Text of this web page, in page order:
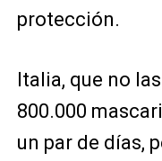
protección.
Italia, que no
800.000
un par de días,